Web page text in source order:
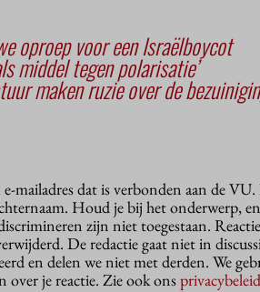
oproep voor een Israëlboycot
middel tegen polarisatie’
maken ruzie over de
mailadres dat is verbonden aan de
Houd je bij het onderwerp,
zijn niet toegestaan.
De redactie gaat niet in
en delen we niet met derden. We
over je reactie. Zie ook onsprivacybeleid